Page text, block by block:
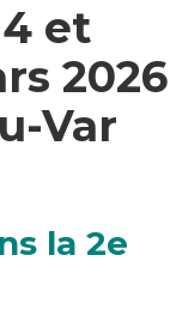
et
2026
Var
la 2e